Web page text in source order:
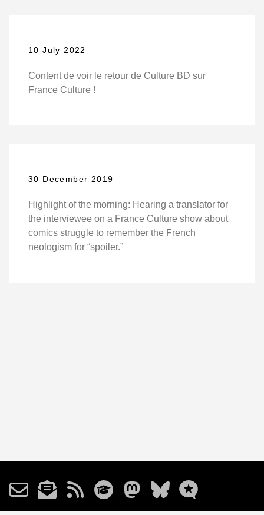
10 July 2022
Content de voir le retour de Culture BD sur
France Culture !
30 December 2019
Highlight of the morning: Hearing a translator for
the interviewee on a France Culture show about
comics struggle to remember the French
neologism for “spoiler.”